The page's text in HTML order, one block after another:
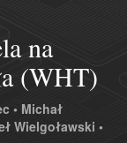
na
(WHT)
• Michał
Wielgoławski •